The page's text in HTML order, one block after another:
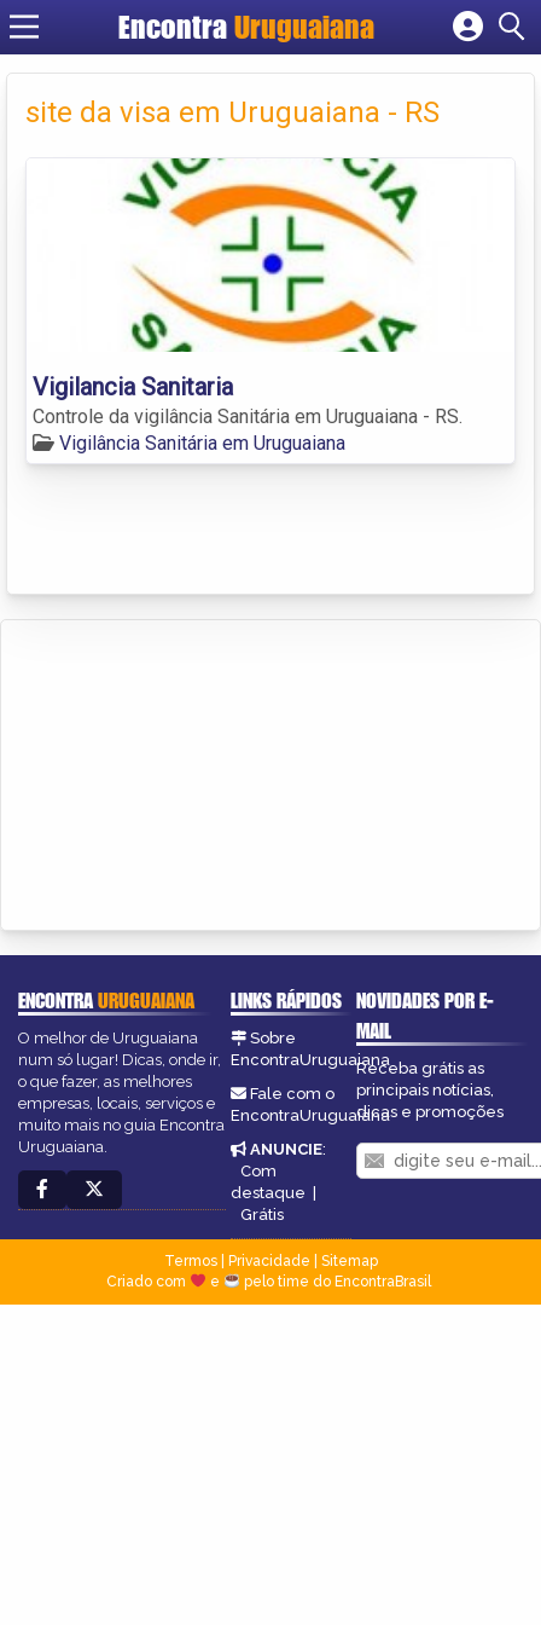
Encontra Uruguaiana
Cadastrar empresa
Criar conta
site da visa em Uruguaiana - RS
Vigilancia Sanitaria
Controle da vigilância Sanitária em Uruguaiana - RS.
Vigilância Sanitária em Uruguaiana
ENCONTRAURUGUAIANA
O melhor de Uruguaiana
num só lugar! Dicas, onde ir,
o que fazer, as melhores
empresas, locais, serviços e
muito mais no guia Encontra
Uruguaiana.
LINKS RÁPIDOS
Sobre
EncontraUruguaiana
Fale com o
EncontraUruguaiana
ANUNCIE:
Com
destaque |
Grátis
NOVIDADES POR E-
MAIL
Receba grátis as
principais notícias,
dicas e promoções
Termos| Privacidade
Sitemap
Criado com
e pelo time do EncontraBrasil